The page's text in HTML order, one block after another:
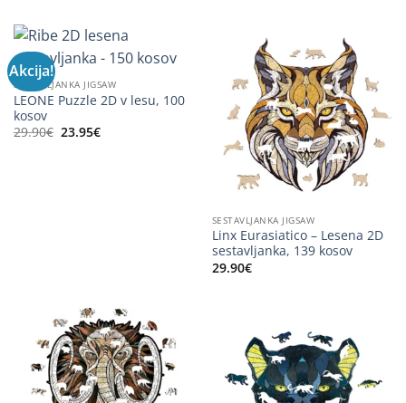
Akcija!
SESTAVLJANKA JIGSAW
LEONE Puzzle 2D v lesu, 100
kosov
29.90€ Izvirna
23.95€Trenutna
SESTAVLJANKA JIGSAW
Linx Eurasiatico – Lesena 2D
sestavljanka, 139 kosov
29.90€